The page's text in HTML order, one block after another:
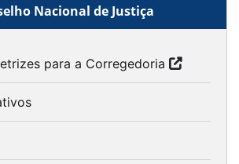
Nacional de Justiça
para a Corregedoria